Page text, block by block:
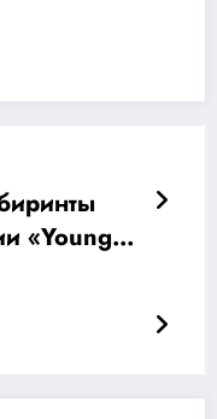
«Young